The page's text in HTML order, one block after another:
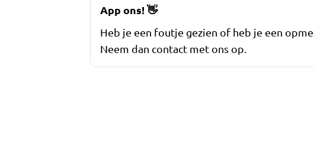
App ons!👋
Heb je een foutje gezien of heb je een
Neem dan contact met ons op.